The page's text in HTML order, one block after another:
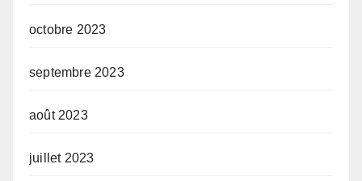
octobre 2023
septembre 2023
août 2023
juillet 2023